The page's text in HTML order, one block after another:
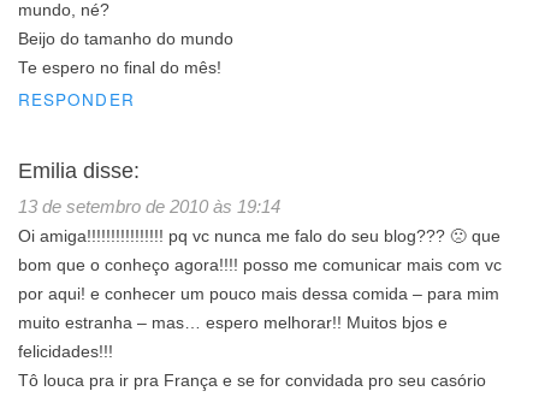
mundo, né?
Beijo do tamanho do mundo
Te espero no final do mês!
RESPONDER
Emilia disse:
13 de setembro de 2010 às 19:14
Oi amiga!!!!!!!!!!!!!!!! pq vc nunca me falo do seu blog??? 🙁 que
bom que o conheço agora!!!! posso me comunicar mais com vc
por aqui! e conhecer um pouco mais dessa comida – para mim
muito estranha – mas… espero melhorar!! Muitos bjos e
felicidades!!!
Tô louca pra ir pra França e se for convidada pro seu casório